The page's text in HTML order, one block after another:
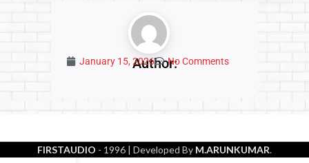
Author:
January 15, 2026 No Comments
FIRSTAUDIO - 1996 | Developed By M.ARUNKUMAR.